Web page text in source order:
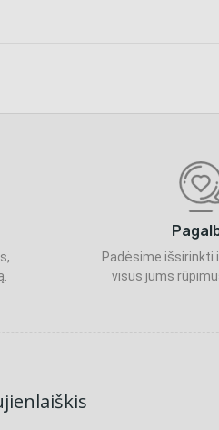
Padėsime išsirinkti
visus jums